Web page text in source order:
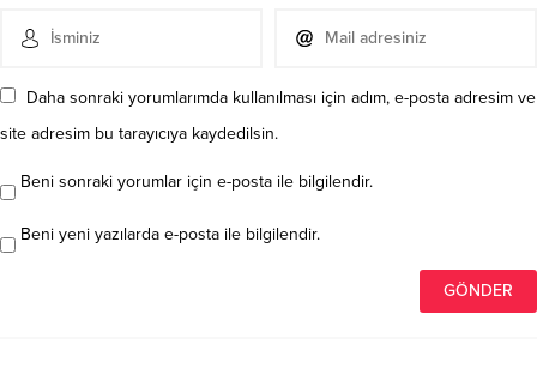
Daha sonraki yorumlarımda kullanılması için adım, e-posta adresim ve
site adresim bu tarayıcıya kaydedilsin.
Beni sonraki yorumlar için e-posta ile bilgilendir.
Beni yeni yazılarda e-posta ile bilgilendir.